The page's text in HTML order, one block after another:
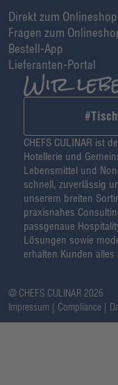
Direkt zum Onlineshop
Fragen zum
Bestell-App
Lieferanten-Portal
CHEFS CULINAR ist
Hotellerie und
Lebensmittel und
schnell, zuverlässig
unserem breiten
praxisnahes
passgenaue
Lösungen sowie
erhalten Kunden
@ CHEFS CULINAR 2026
Impressum
Compliance